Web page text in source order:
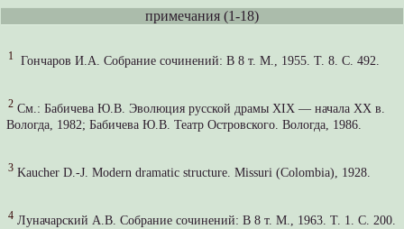
примечания (1-18)
1 Гончаров И.А. Собрание сочинений: В 8 т. М., 1955. Т. 8. С. 492.
2 См.: Бабичева Ю.В. Эволюция русской драмы ХIХ — начала ХХ в.
Вологда, 1982; Бабичева Ю.В. Театр Островского. Вологда, 1986.
3 Kaucher D.-J. Modern dramatic structure. Missuri (Colombia), 1928.
4 Луначарский А.В. Собрание сочинений: В 8 т. М., 1963. Т. 1. С. 200.